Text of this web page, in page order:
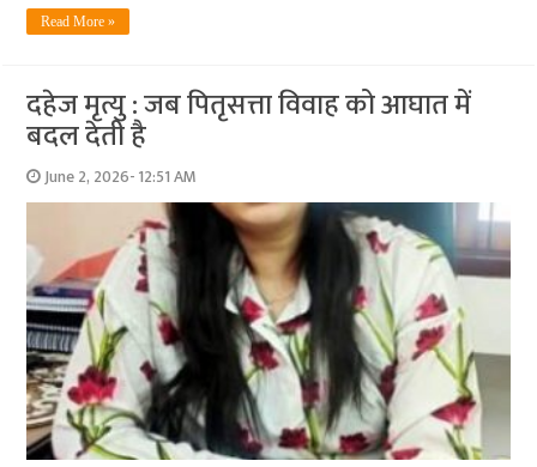
Read More »
दहेज मृत्यु : जब पितृसत्ता विवाह को आघात में
बदल देती है
June 2, 2026- 12:51 AM